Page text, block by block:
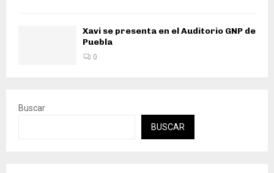
Xavi se presenta en el Auditorio GNP de
Puebla
0
Buscar
BUSCAR